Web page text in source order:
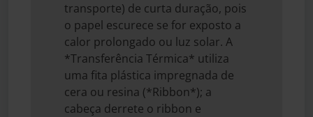
transporte) de curta duração, pois
o papel escurece se for exposto a
calor prolongado ou luz solar. A
*Transferência Térmica* utiliza
uma fita plástica impregnada de
cera ou resina (*Ribbon*); a
cabeça derrete o ribbon e